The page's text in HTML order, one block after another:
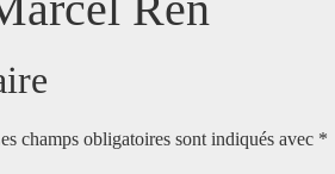
champs obligatoires sont indiqués avec *